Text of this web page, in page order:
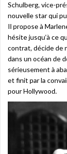
Schulberg, vice-
nouvelle star qui
Il propose à
hésite jusqu’à ce
contrat, décide de
dans un océan de
sérieusement à
et finit par la
pour Hollywood.